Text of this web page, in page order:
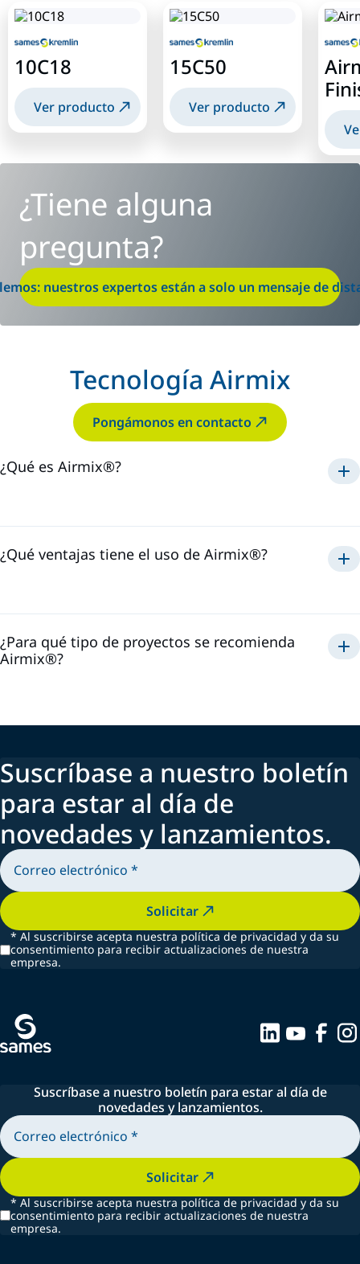
10C18
Ver producto
15C50
Ver producto
¿Tiene alguna
pregunta?
nuestros expertos están a solo un mensaje de
Tecnología Airmix
Pongámonos en contacto
¿Qué es Airmix®?
¿Qué ventajas tiene el uso de Airmix®?
¿Para qué tipo de proyectos se recomienda
Airmix®?
Suscríbase a nuestro boletín
para estar al día de
novedades y lanzamientos.
Solicitar
* Al suscribirse acepta nuestra política de privacidad y da su
consentimiento para recibir actualizaciones de nuestra
empresa.
Suscríbase a nuestro boletín para estar al día de
novedades y lanzamientos.
Solicitar
* Al suscribirse acepta nuestra política de privacidad y da su
consentimiento para recibir actualizaciones de nuestra
empresa.